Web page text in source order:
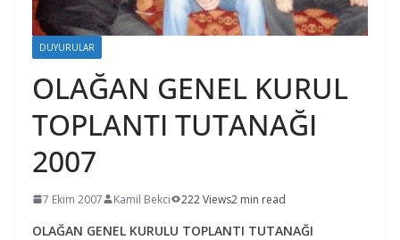
DUYURULAR
OLAĞAN GENEL KURUL
TOPLANTI TUTANAĞI
2007
7 Ekim 2007 Kamil Bekci 222 Views2 min read
OLAĞAN GENEL KURULU TOPLANTI TUTANAĞI